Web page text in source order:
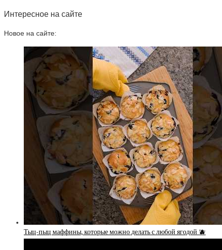
Интересное на сайте
Новое на сайте:
Тыц-пыц маффины, которые можно делать с любой ягодой 🫐